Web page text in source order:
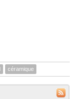
céramique